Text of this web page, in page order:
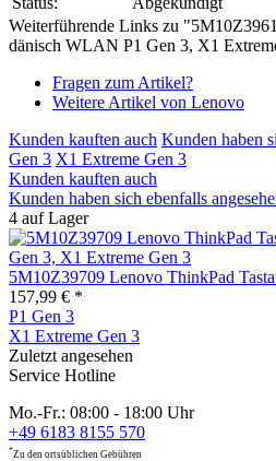
Weiterführende Links zu
dänisch WLAN P1 Gen 3, X1
Fragen zum Artikel?
Weitere Artikel von Lenovo
Kunden kauften auch Kunden haben
Gen 3 X1 Extreme Gen 3
Kunden kauften auch
Kunden haben sich ebenfalls
4 auf Lager
5M10Z39709 Lenovo ThinkPad
157,99 € *
P1 Gen 3
X1 Extreme Gen 3
Zuletzt angesehen
Service Hotline
Mo.-Fr.: 08:00 - 18:00 Uhr
+49 6183 8155 570
*Zu den ortsüblichen Gebühren